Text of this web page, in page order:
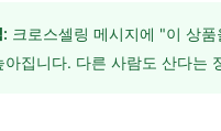
: 크로스셀링 메시지에 "이 상
아집니다. 다른 사람도 산다는